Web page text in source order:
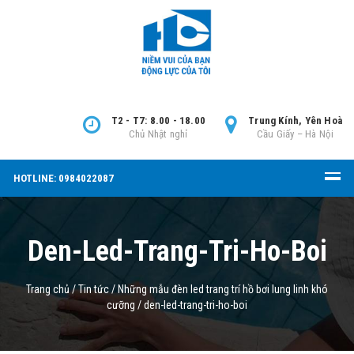
Trung Kính, Yên Hoà
Cầu Giấy – Hà Nội
T2 - T7: 8.00 - 18.00
Chủ Nhật nghỉ
HOTLINE: 0984022087
Den-Led-Trang-Tri-Ho-Boi
Trang chủ/Tin tức/ Những mẫu đèn led trang trí hồ bơi lung linh khó
cưỡng /den-led-trang-tri-ho-boi